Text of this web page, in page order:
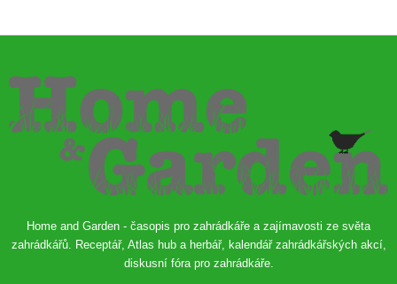
Home and Garden - časopis pro zahrádkáře a zajímavosti ze světa
zahrádkářů. Receptář, Atlas hub a herbář, kalendář zahrádkářských akcí,
diskusní fóra pro zahrádkáře.